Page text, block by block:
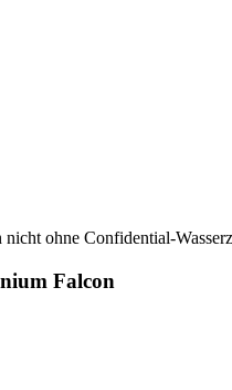
ohne Confidential-
Falcon